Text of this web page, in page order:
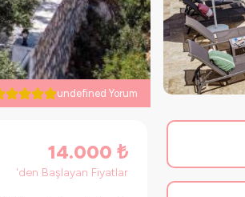
undefined Yorum
14.000 ₺
'den Başlayan Fiyatlar